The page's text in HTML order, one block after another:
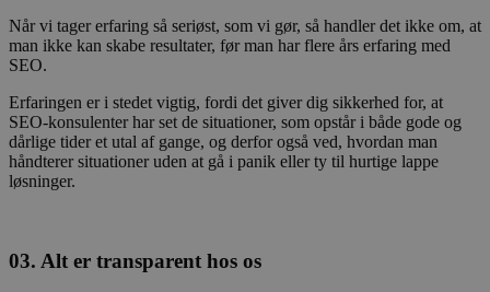
Når vi tager erfaring så seriøst, som vi gør, så handler det ikke om, at
man ikke kan skabe resultater, før man har flere års erfaring med
SEO.
Erfaringen er i stedet vigtig, fordi det giver dig sikkerhed for, at
SEO-konsulenter har set de situationer, som opstår i både gode og
dårlige tider et utal af gange, og derfor også ved, hvordan man
håndterer situationer uden at gå i panik eller ty til hurtige lappe
løsninger.
03. Alt er transparent hos os